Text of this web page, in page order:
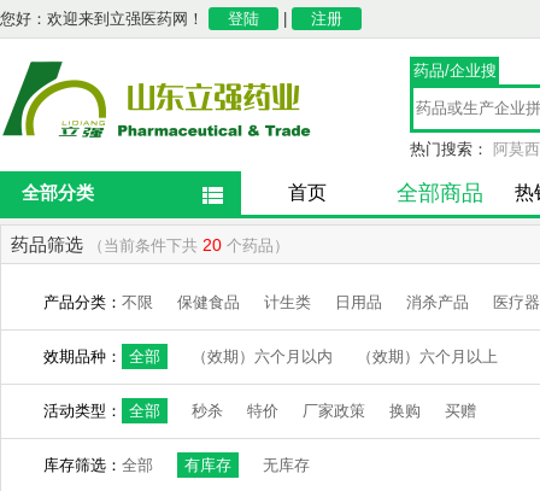
您好：欢迎来到立强医药网！ 登陆 注册
药品/企业搜
索
热门搜索： 阿莫
全部分类 首页 全部商品 热
药品筛选 （当前条件下共 20 个药品）
产品分类： 不限 保健食品 计生类 日用品 消杀产品 医疗
效期品种： 全部 （效期）六个月以内 （效期）六个月以上
活动类型： 全部 秒杀 特价 厂家政策 换购 买赠
库存筛选： 全部 有库存 无库存